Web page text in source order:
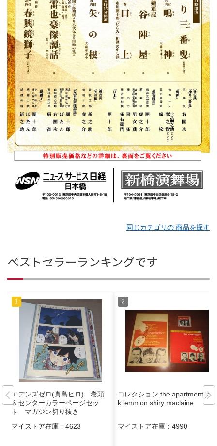
同じカテゴリの 商品を探す
ベストセラーランキングです
エデンズゼロ(真島ヒロ) 巻頭
＆センターカラーページセッ
ト マガジン切り抜き
マイストア在庫： 4623
コレクション the apartment jac
k lemmon shiry maclaine
マイストア在庫： 4990